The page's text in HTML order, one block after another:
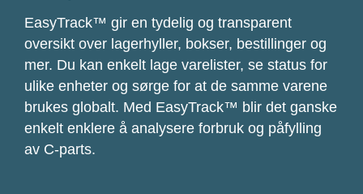
EasyTrack™ gir en tydelig og transparent
oversikt over lagerhyller, bokser, bestillinger og
mer. Du kan enkelt lage varelister, se status for
ulike enheter og sørge for at de samme varene
brukes globalt. Med EasyTrack™ blir det ganske
enkelt enklere å analysere forbruk og påfylling
av C-parts.